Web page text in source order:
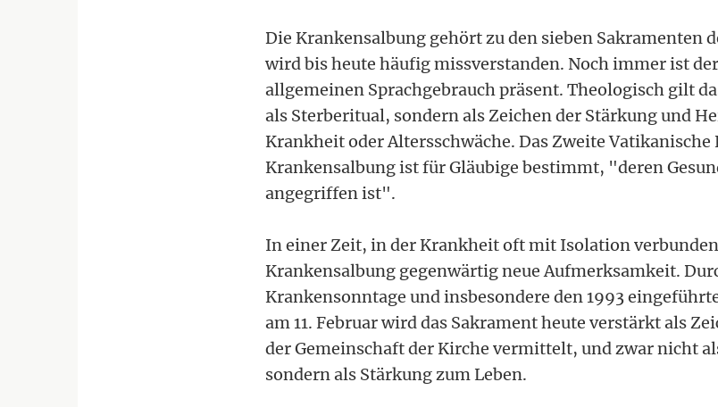
Die Krankensalbung gehört zu den sieben Sakramenten
wird bis heute häufig missverstanden. Noch immer ist
allgemeinen Sprachgebrauch präsent. Theologisch gilt
als Sterberitual, sondern als Zeichen der Stärkung und
Krankheit oder Altersschwäche. Das Zweite
Krankensalbung ist für Gläubige bestimmt, "deren
angegriffen ist".
In einer Zeit, in der Krankheit oft mit Isolation
Krankensalbung gegenwärtig neue Aufmerksamkeit.
Krankensonntage und insbesondere den 1993
am 11. Februar wird das Sakrament heute verstärkt als
der Gemeinschaft der Kirche vermittelt, und zwar nicht
sondern als Stärkung zum Leben.